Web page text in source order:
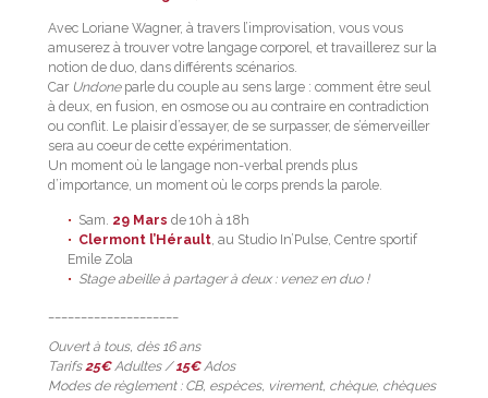
Avec Loriane Wagner, à travers l’improvisation, vous vous
amuserez à trouver votre langage corporel, et travaillerez sur la
notion de duo, dans différents scénarios.
Car Undoneparle du couple au sens large : comment être seul
à deux, en fusion, en osmose ou au contraire en contradiction
ou conflit. Le plaisir d’essayer, de se surpasser, de s’émerveiller
sera au coeur de cette expérimentation.
Un moment où le langage non-verbal prends plus
d’importance, un moment où le corps prends la parole.
Sam. 29 Mars de 10h à 18h
Clermont l’Hérault, au Studio In’Pulse, Centre sportif
Emile Zola
Stage abeille à partager à deux : venez en duo !
Ouvert à tous, dès 16 ans
Tarifs 25€Adultes /15€Ados
Modes de règlement : CB, espèces, virement, chèque, chèques